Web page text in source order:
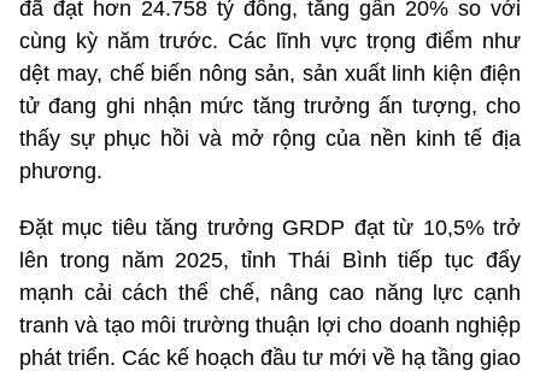
đã đạt hơn 24.758 tỷ đồng, tăng gần 20% so với
cùng kỳ năm trước. Các lĩnh vực trọng điểm như
dệt may, chế biến nông sản, sản xuất linh kiện điện
tử đang ghi nhận mức tăng trưởng ấn tượng, cho
thấy sự phục hồi và mở rộng của nền kinh tế địa
phương.
Đặt mục tiêu tăng trưởng GRDP đạt từ 10,5% trở
lên trong năm 2025, tỉnh Thái Bình tiếp tục đẩy
mạnh cải cách thể chế, nâng cao năng lực cạnh
tranh và tạo môi trường thuận lợi cho doanh nghiệp
phát triển. Các kế hoạch đầu tư mới về hạ tầng giao